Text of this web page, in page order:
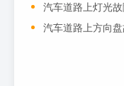
汽车道路上灯光
汽车道路上方向